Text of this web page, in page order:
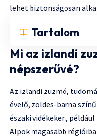
lehet biztonságosan
Tartalom
Mi az izlandi
népszerűvé?
Az izlandi zuzmó,
évelő, zöldes-barna
északi vidékeken,
Alpok magasabb